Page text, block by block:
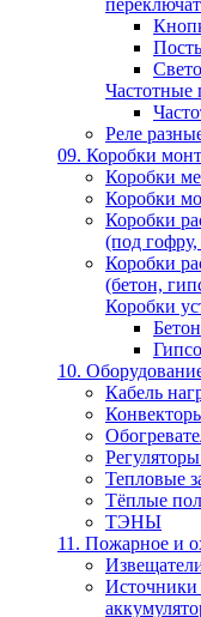
Частотные
Реле
09. Коробки
Коробки
Коробки
Коробки
(под гофру,
Коробки
(бетон,
Коробки
Бетон
10.
Кабель
Тепловые
Тёплые
ТЭНЫ
11. Пожарное и
Источники